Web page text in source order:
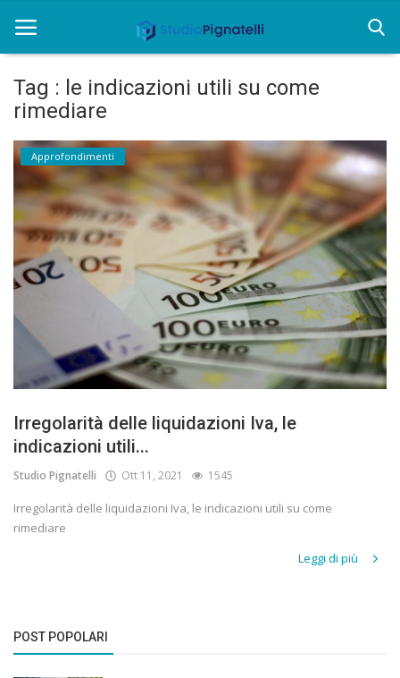
Home
Chi siamo
Rent
Informazioni
Approfondimenti
Contatti
Tag : le indicazioni utili su come
rimediare
Approfondimenti
Irregolarità delle liquidazioni Iva, le
indicazioni utili...
Studio Pignatelli Ott 11, 2021 1545
Irregolarità delle liquidazioni Iva, le indicazioni utili su come
rimediare
Leggi di più
POST POPOLARI